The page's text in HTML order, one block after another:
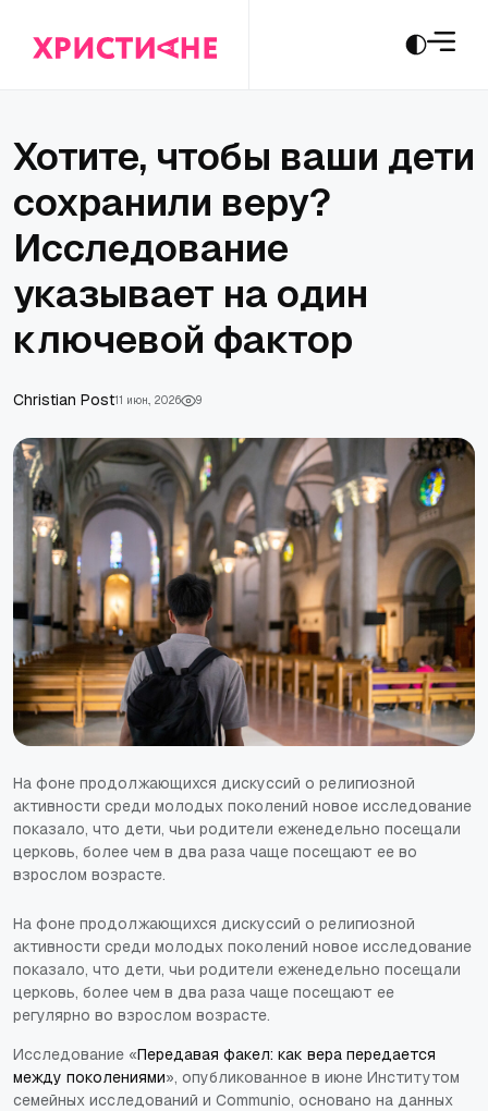
Хотите, чтобы ваши дети
сохранили веру?
Исследование
указывает на один
ключевой фактор
Сhristian Post11 июн., 2026 9
На фоне продолжающихся дискуссий о религиозной
активности среди молодых поколений новое исследование
показало, что дети, чьи родители еженедельно посещали
церковь, более чем в два раза чаще посещают ее во
взрослом возрасте.
На фоне продолжающихся дискуссий о религиозной
активности среди молодых поколений новое исследование
показало, что дети, чьи родители еженедельно посещали
церковь, более чем в два раза чаще посещают ее
регулярно во взрослом возрасте.
Исследование «Передавая факел: как вера передается
между поколениями», опубликованное в июне Институтом
семейных исследований и Communio, основано на данных